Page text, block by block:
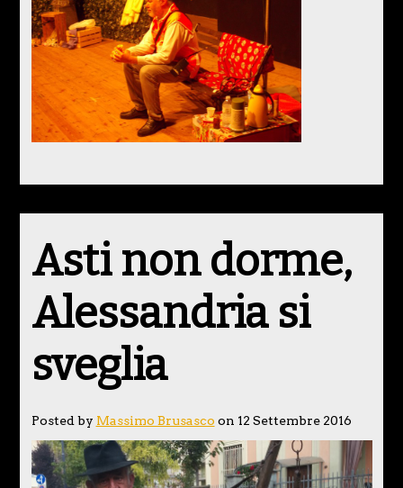
Asti non dorme,
Alessandria si
sveglia
Posted by Massimo Brusasco on 12 Settembre 2016